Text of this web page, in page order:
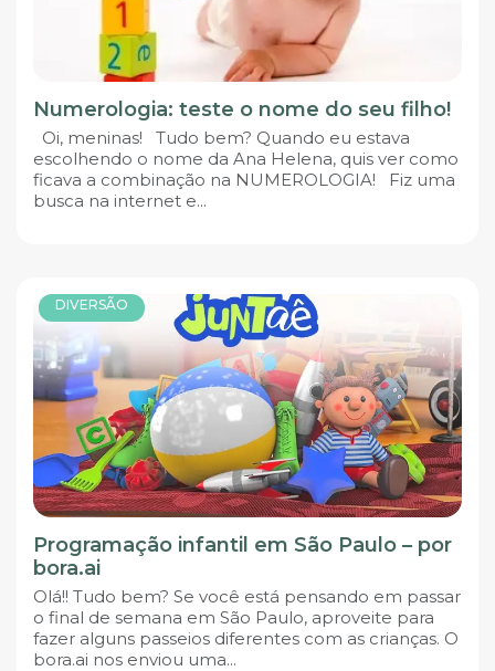
Numerologia: teste o nome do seu filho!
Oi, meninas! Tudo bem? Quando eu estava
escolhendo o nome da Ana Helena, quis ver como
ficava a combinação na NUMEROLOGIA! Fiz uma
busca na internet e...
DIVERSÃO
Programação infantil em São Paulo – por
bora.ai
Olá!! Tudo bem? Se você está pensando em passar
o final de semana em São Paulo, aproveite para
fazer alguns passeios diferentes com as crianças. O
bora.ai nos enviou uma...